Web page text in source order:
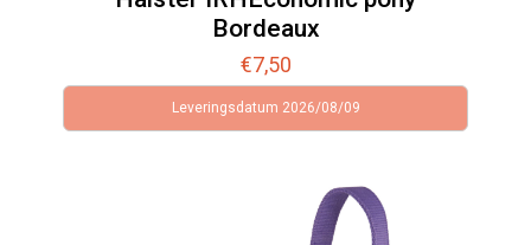
Bordeaux
€7,50
Leveringsdatum 2026/08/09